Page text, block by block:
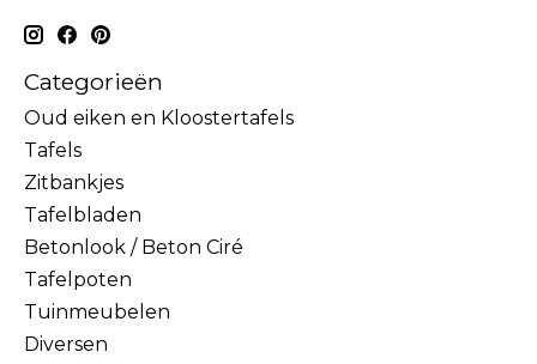
Categorieën
Oud eiken en Kloostertafels
Tafels
Zitbankjes
Tafelbladen
Betonlook / Beton Ciré
Tafelpoten
Tuinmeubelen
Diversen